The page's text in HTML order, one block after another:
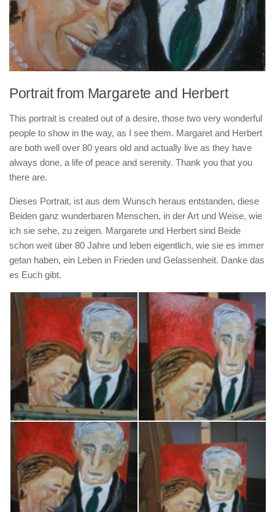
Portrait from Margarete and Herbert
This portrait is created out of a desire, those two very wonderful
people to show in the way, as I see them. Margaret and Herbert
are both well over 80 years old and actually live as they have
always done, a life of peace and serenity. Thank you that you
there are.
Dieses Portrait, ist aus dem Wunsch heraus entstanden, diese
Beiden ganz wunderbaren Menschen, in der Art und Weise, wie
ich sie sehe, zu zeigen. Margarete und Herbert sind Beide
schon weit über 80 Jahre und leben eigentlich, wie sie es immer
getan haben, ein Leben in Frieden und Gelassenheit. Danke das
es Euch gibt.